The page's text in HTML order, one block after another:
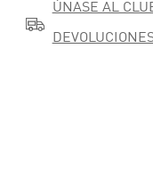

ÚNASE AL